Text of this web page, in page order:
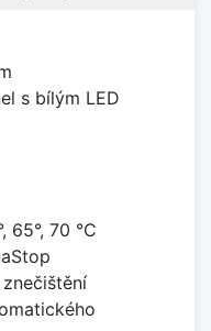
s bílým LED
65°, 70 °C